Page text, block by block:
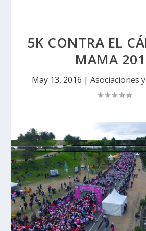
5K CONTRA EL
MAMA
May 13, 2016 | Asociaciones